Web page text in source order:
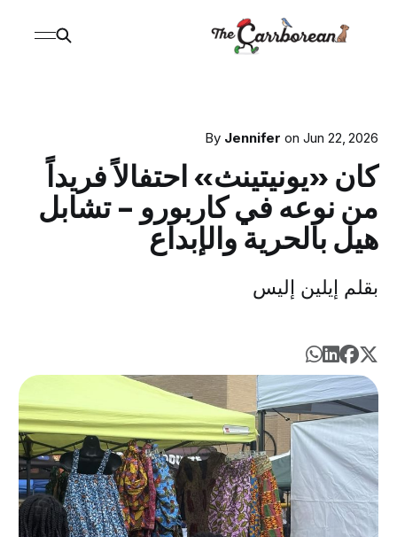
By Jennifer onJun 22, 2026
كان «يونيتينث» احتفالاً فريداً
من نوعه في كاربورو - تشابل
هيل بالحرية والإبداع
بقلم إيلين إليس